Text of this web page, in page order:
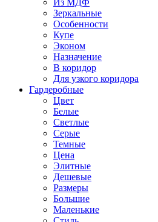
Из МДФ
Зеркальные
Особенности
Купе
Эконом
Назначение
В коридор
Для узкого коридора
Гардеробные
Цвет
Белые
Светлые
Серые
Темные
Цена
Элитные
Дешевые
Размеры
Большие
Маленькие